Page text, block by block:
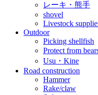
レーキ・熊手
shovel
Livestock
Outdoor
Picking shellfish
Protect from
Usu・Kine
Road construction
Hammer
Rake/claw